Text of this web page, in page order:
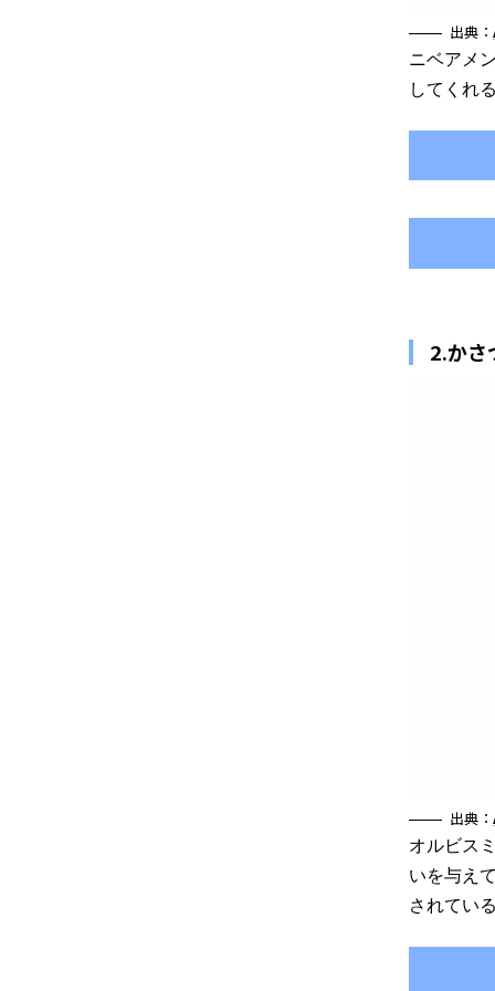
出典：
ニベアメ
してくれ
2.かさ
出典：
オルビス
いを与え
されてい